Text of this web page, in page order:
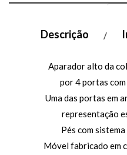
Descrição
Aparador alto da
por 4 portas
Uma das portas em
representação
Pés com
Móvel fabricado em